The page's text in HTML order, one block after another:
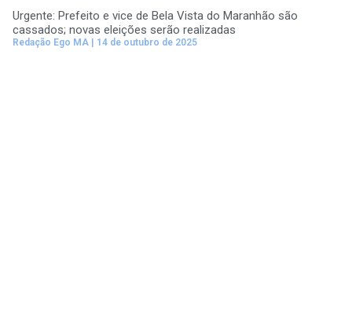
Urgente: Prefeito e vice de Bela Vista do Maranhão são
cassados; novas eleições serão realizadas
Redação Ego MA 14 de outubro de 2025